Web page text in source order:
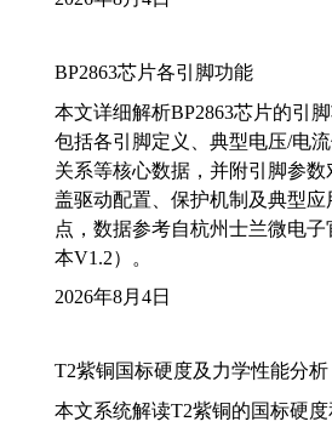
BP2863芯片各引脚功能
本文详细解析BP2863芯片的引
包括各引脚定义、典型电压/电
关系等核心数据，并附引脚参数
盖驱动配置、保护机制及典型应
点，数据参考自杭州士兰微电子
本V1.2）。
2026年8月4日
T2紫铜国标硬度及力学性能分析
本文系统解读T2紫铜的国标硬